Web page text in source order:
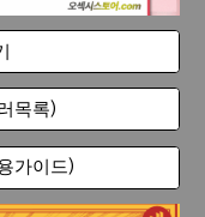
목록)
가이드)